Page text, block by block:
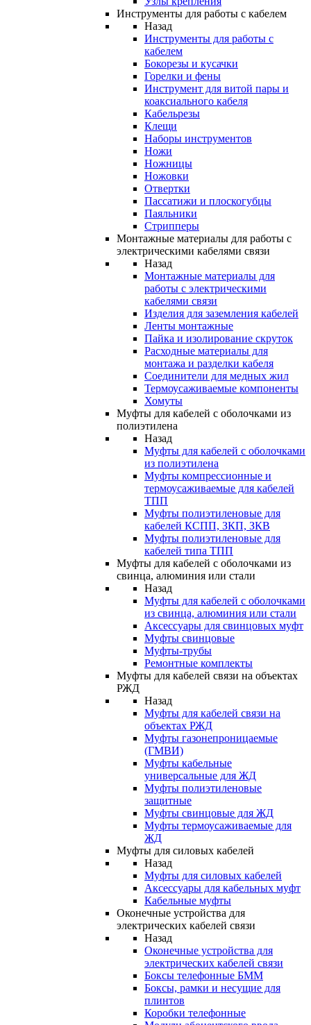
Инструменты для работы с кабелем
Назад
Инструменты для работы с
кабелем
Бокорезы и кусачки
Горелки и фены
Инструмент для витой пары и
коаксиального кабеля
Кабельрезы
Клещи
Наборы инструментов
Ножи
Ножницы
Ножовки
Отвертки
Пассатижи и плоскогубцы
Паяльники
Стрипперы
Монтажные материалы для работы с
электрическими кабелями связи
Назад
Монтажные материалы для
работы с электрическими
кабелями связи
Изделия для заземления кабелей
Ленты монтажные
Пайка и изолирование скруток
Расходные материалы для
монтажа и разделки кабеля
Соединители для медных жил
Термоусаживаемые компоненты
Хомуты
Муфты для кабелей с оболочками из
полиэтилена
Назад
Муфты для кабелей с оболочками
из полиэтилена
Муфты компрессионные и
термоусаживаемые для кабелей
ТПП
Муфты полиэтиленовые для
кабелей КСПП, ЗКП, ЗКВ
Муфты полиэтиленовые для
кабелей типа ТПП
Муфты для кабелей с оболочками из
свинца, алюминия или стали
Назад
Муфты для кабелей с оболочками
из свинца, алюминия или стали
Аксессуары для свинцовых муфт
Муфты свинцовые
Муфты-трубы
Ремонтные комплекты
Муфты для кабелей связи на объектах
РЖД
Назад
Муфты для кабелей связи на
объектах РЖД
Муфты газонепроницаемые
(ГМВИ)
Муфты кабельные
универсальные для ЖД
Муфты полиэтиленовые
защитные
Муфты свинцовые для ЖД
Муфты термоусаживаемые для
ЖД
Муфты для силовых кабелей
Назад
Муфты для силовых кабелей
Аксессуары для кабельных муфт
Кабельные муфты
Оконечные устройства для
электрических кабелей связи
Назад
Оконечные устройства для
электрических кабелей связи
Боксы телефонные БММ
Боксы, рамки и несущие для
плинтов
Коробки телефонные